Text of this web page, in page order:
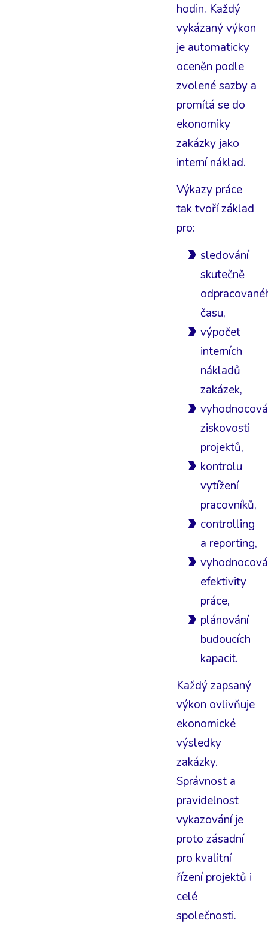
hodin. Každý
vykázaný výkon
je automaticky
oceněn podle
zvolené sazby a
promítá se do
ekonomiky
zakázky jako
interní náklad.
Výkazy práce
tak tvoří základ
pro:
sledování
skutečně
času,
výpočet
interních
nákladů
zakázek,
ziskovosti
projektů,
kontrolu
vytížení
pracovníků,
controlling
a reporting,
efektivity
práce,
plánování
budoucích
kapacit.
Každý zapsaný
výkon ovlivňuje
ekonomické
výsledky
zakázky.
Správnost a
pravidelnost
vykazování je
proto zásadní
pro kvalitní
řízení projektů i
celé
společnosti.